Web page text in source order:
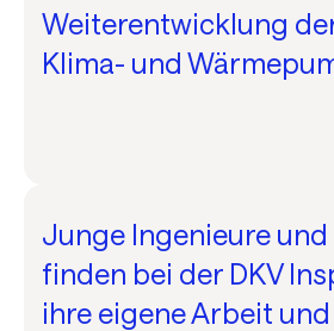
Weiterentwicklung
Klima- und
Junge Ingenieure und
finden bei der DKV
ihre eigene Arbeit